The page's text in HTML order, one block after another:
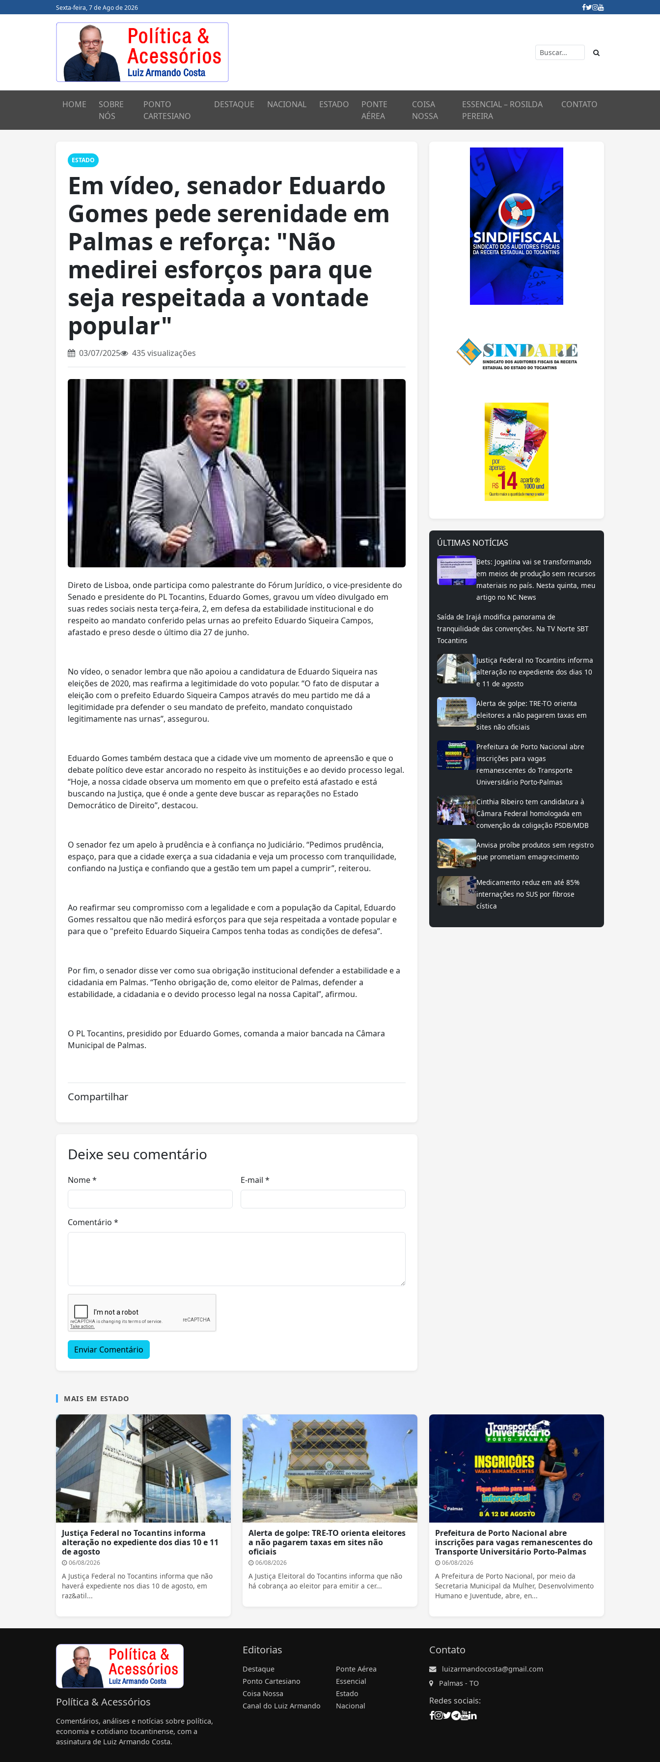
Sexta-feira, 7 de Ago de 2026
HOME
SOBRE
NÓS
PONTO
CARTESIANO
DESTAQUE NACIONAL ESTADO
PONTE
AÉREA
COISA
NOSSA
ESSENCIAL – ROSILDA
PEREIRA
CONTATO
ESTADO
Em vídeo, senador Eduardo
Gomes pede serenidade em
Palmas e reforça: "Não
medirei esforços para que
seja respeitada a vontade
popular"
03/07/2025 435 visualizações
Direto de Lisboa, onde participa como palestrante do Fórum Jurídico, o vice-presidente do
Senado e presidente do PL Tocantins, Eduardo Gomes, gravou um vídeo divulgado em
suas redes sociais nesta terça-feira, 2, em defesa da estabilidade institucional e do
respeito ao mandato conferido pelas urnas ao prefeito Eduardo Siqueira Campos,
afastado e preso desde o último dia 27 de junho.
No vídeo, o senador lembra que não apoiou a candidatura de Eduardo Siqueira nas
eleições de 2020, mas reafirma a legitimidade do voto popular. “O fato de disputar a
eleição com o prefeito Eduardo Siqueira Campos através do meu partido me dá a
legitimidade pra defender o seu mandato de prefeito, mandato conquistado
legitimamente nas urnas”, assegurou.
Eduardo Gomes também destaca que a cidade vive um momento de apreensão e que o
debate político deve estar ancorado no respeito às instituições e ao devido processo legal.
“Hoje, a nossa cidade observa um momento em que o prefeito está afastado e está
buscando na Justiça, que é onde a gente deve buscar as reparações no Estado
Democrático de Direito”, destacou.
O senador fez um apelo à prudência e à confiança no Judiciário. “Pedimos prudência,
espaço, para que a cidade exerça a sua cidadania e veja um processo com tranquilidade,
confiando na Justiça e confiando que a gestão tem um papel a cumprir”, reiterou.
Ao reafirmar seu compromisso com a legalidade e com a população da Capital, Eduardo
Gomes ressaltou que não medirá esforços para que seja respeitada a vontade popular e
para que o "prefeito Eduardo Siqueira Campos tenha todas as condições de defesa”.
Por fim, o senador disse ver como sua obrigação institucional defender a estabilidade e a
cidadania em Palmas. “Tenho obrigação de, como eleitor de Palmas, defender a
estabilidade, a cidadania e o devido processo legal na nossa Capital”, afirmou.
O PL Tocantins, presidido por Eduardo Gomes, comanda a maior bancada na Câmara
Municipal de Palmas.
Compartilhar
Deixe seu comentário
Nome * E-mail *
Comentário *
Enviar Comentário
ÚLTIMAS NOTÍCIAS
Bets: Jogatina vai se transformando
em meios de produção sem recursos
materiais no país. Nesta quinta, meu
artigo no NC News
Saída de Irajá modifica panorama de
tranquilidade das convenções. Na TV Norte SBT
Tocantins
Justiça Federal no Tocantins informa
alteração no expediente dos dias 10
e 11 de agosto
Alerta de golpe: TRE-TO orienta
eleitores a não pagarem taxas em
sites não oficiais
Prefeitura de Porto Nacional abre
inscrições para vagas
remanescentes do Transporte
Universitário Porto-Palmas
Cinthia Ribeiro tem candidatura à
Câmara Federal homologada em
convenção da coligação PSDB/MDB
Anvisa proíbe produtos sem registro
que prometiam emagrecimento
Medicamento reduz em até 85%
internações no SUS por fibrose
cística
MAIS EM ESTADO
Justiça Federal no Tocantins informa
alteração no expediente dos dias 10 e 11
de agosto
06/08/2026
A Justiça Federal no Tocantins informa que não
haverá expediente nos dias 10 de agosto, em
raz&atil...
Alerta de golpe: TRE-TO orienta eleitores
a não pagarem taxas em sites não
oficiais
06/08/2026
A Justiça Eleitoral do Tocantins informa que não
há cobrança ao eleitor para emitir a cer...
Prefeitura de Porto Nacional abre
inscrições para vagas remanescentes do
Transporte Universitário Porto-Palmas
06/08/2026
A Prefeitura de Porto Nacional, por meio da
Secretaria Municipal da Mulher, Desenvolvimento
Humano e Juventude, abre, en...
Política & Acessórios
Comentários, análises e notícias sobre política,
economia e cotidiano tocantinense, com a
assinatura de Luiz Armando Costa.
Editorias
Destaque
Ponto Cartesiano
Coisa Nossa
Canal do Luiz Armando
Ponte Aérea
Essencial
Estado
Nacional
Contato
luizarmandocosta@gmail.com
Palmas - TO
Redes sociais: